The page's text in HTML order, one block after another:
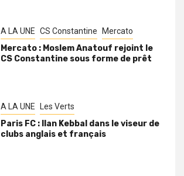
A LA UNE CS Constantine Mercato
Mercato : Moslem Anatouf rejoint le
CS Constantine sous forme de prêt
A LA UNE Les Verts
Paris FC : Ilan Kebbal dans le viseur de
clubs anglais et français